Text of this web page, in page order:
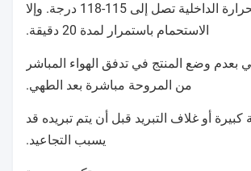
درجة الحرارة الداخلية تصل إلى 115-118 درجة. وإلا
الاستحمام باستمرار لمدة 20 دقيقة.
بعدم وضع المنتج في تدفق الهواء المباشر
من المروحة مباشرة بعد الطهي.
كبيرة أو غلاف التبريد قبل أن يتم تبريده قد
يسبب التجاعيد.